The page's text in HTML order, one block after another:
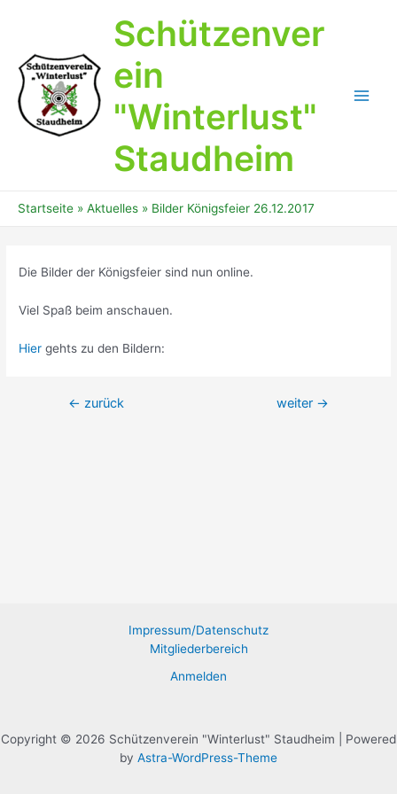
Schützenver
ein
"Winterlust"
Staudheim
Startseite Aktuelles Bilder Königsfeier 26.12.2017
Die Bilder der Königsfeier sind nun online.
Viel Spaß beim anschauen.
Hier gehts zu den Bildern:
Beitrags-
← zurück weiter →
Impressum/Datenschutz
Mitgliederbereich
Anmelden
Copyright © 2026 Schützenverein "Winterlust" Staudheim | Powered
by Astra-WordPress-Theme